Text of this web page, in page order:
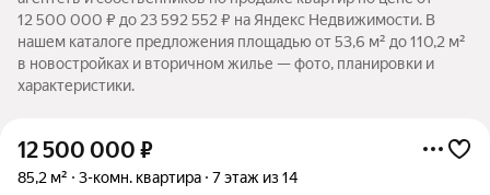
12 500 000 ₽ до 23 592 552 ₽ на Яндекс Недвижимости. В
нашем каталоге предложения площадью от 53,6 м² до 110,2 м²
в новостройках и вторичном жилье — фото, планировки и
характеристики.
12 500 000 ₽
85,2 м² 3-комн. квартира 7 этаж из 14